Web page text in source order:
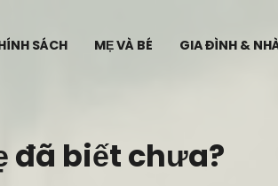
SÁCH MẸ VÀ BÉ GIA ĐÌNH &
đã biết chưa?